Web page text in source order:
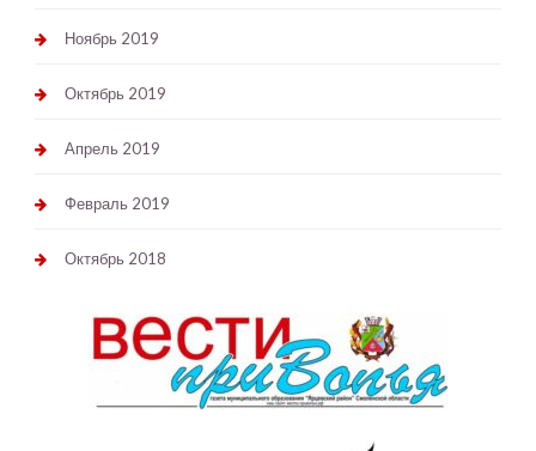
Ноябрь 2019
Октябрь 2019
Апрель 2019
Февраль 2019
Октябрь 2018